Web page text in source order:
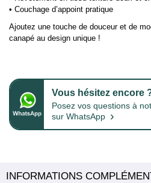
• Couchage d’appoint pratique
Ajoutez une touche de douceur et de
canapé au design unique !
Vous hésitez encore
Posez vos questions à
sur WhatsApp ›
INFORMATIONS